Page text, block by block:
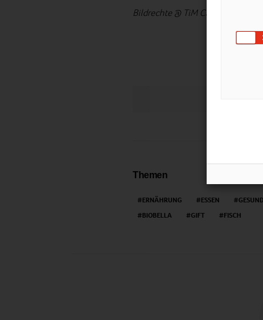
Bildrechte @ TiM Caspary,
Themen
ERNÄHRUNG ESSEN
BIOBELLA
GIFT FISCH